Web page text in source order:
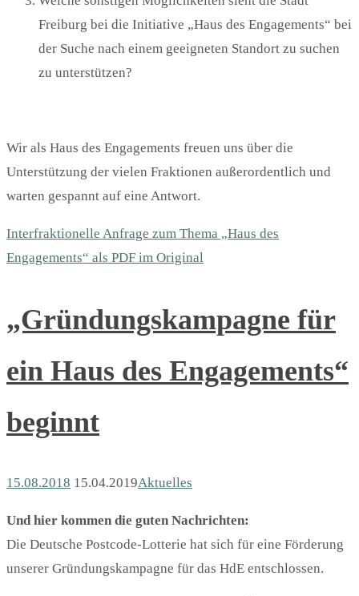
Freiburg bei die Initiative „Haus des Engagements“ bei
der Suche nach einem geeigneten Standort zu suchen
zu unterstützen?
Wir als Haus des Engagements freuen uns über die
Unterstützung der vielen Fraktionen außerordentlich und
warten gespannt auf eine Antwort.
Interfraktionelle Anfrage zum Thema „Haus des
Engagements“ als PDF im Original
„Gründungskampagne für
ein Haus des Engagements“
beginnt
15.08.2018 15.04.2019Aktuelles
Und hier kommen die guten Nachrichten:
Die Deutsche Postcode-Lotterie hat sich für eine Förderung
unserer Gründungskampagne für das HdE entschlossen.